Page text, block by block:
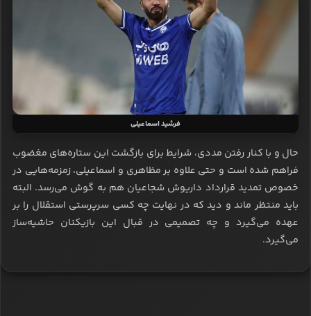
فرشید اسماعیلی
حال و با کنار رفتن مددی، شرایط برای بازگشت این ستاره‌های مغضوب
فراهم شده است و حتی علاوه بر مظاهری و اسماعیلی، زمزمه‌هایی در
خصوص تمدید قرارداد داریوش شجاعیان هم به گوش می‌رسد. البته
باید منتظر ماند و دید که در نهایت چه کسی سرپرستی استقلال را بر
عهده می‌گیرد و چه تصمیمی در قبال این بازیکنان حاشیه‌ساز
می‌گیرد.